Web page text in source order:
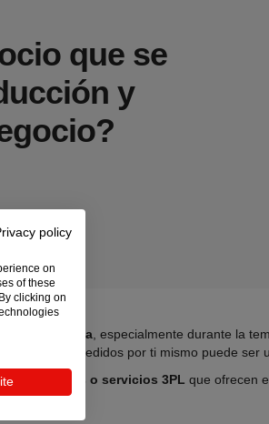
que se
y
al alza, especialmente durante la
todos tus pedidos por ti mismo puede ser
de terceros o servicios 3PL que ofrecen
policy
on
of these
clicking on